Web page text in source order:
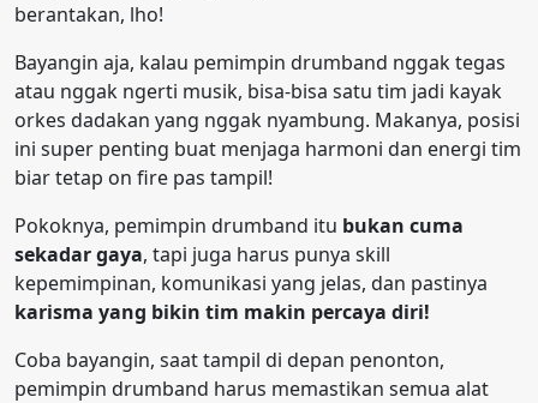
berantakan, lho!
Bayangin aja, kalau pemimpin drumband nggak tegas
atau nggak ngerti musik, bisa-bisa satu tim jadi kayak
orkes dadakan yang nggak nyambung. Makanya, posisi
ini super penting buat menjaga harmoni dan energi tim
biar tetap on fire pas tampil!
Pokoknya, pemimpin drumband itu bukan cuma
sekadar gaya, tapi juga harus punya skill
kepemimpinan, komunikasi yang jelas, dan pastinya
karisma yang bikin tim makin percaya diri!
Coba bayangin, saat tampil di depan penonton,
pemimpin drumband harus memastikan semua alat